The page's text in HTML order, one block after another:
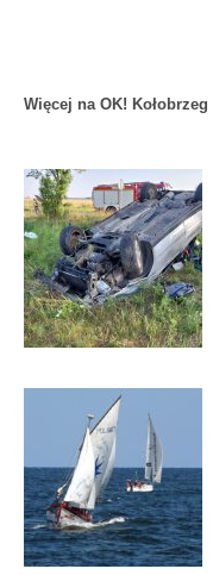
Więcej na OK! Kołobrzeg